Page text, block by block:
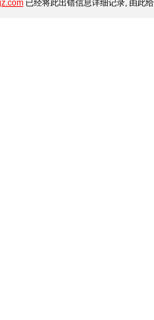
已经将此出错信息详细记录, 由此